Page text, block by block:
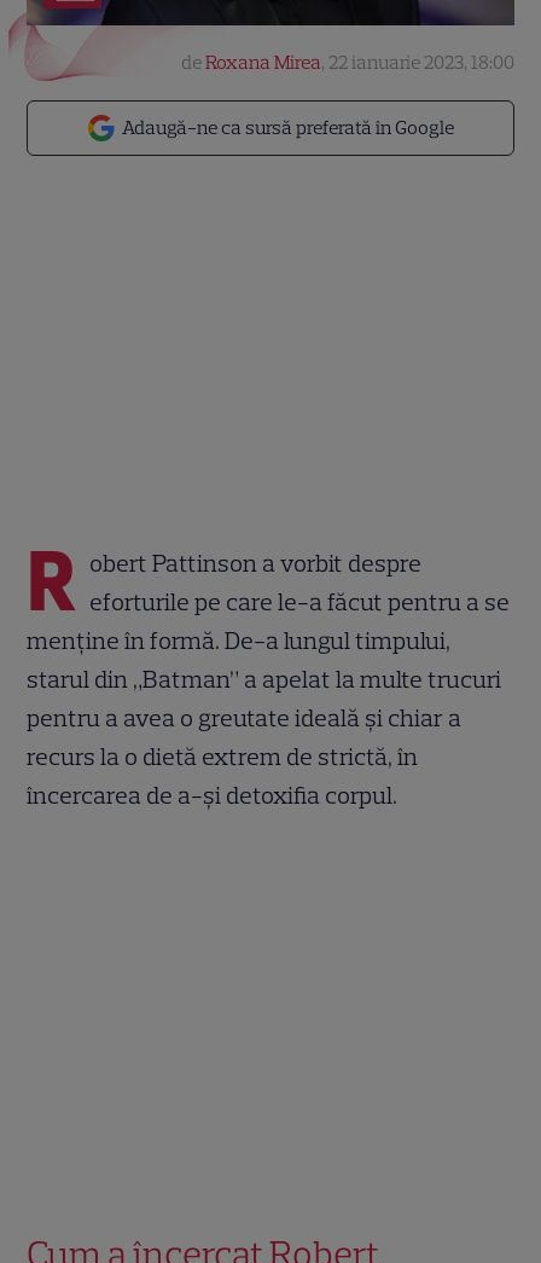
Adaugă-ne ca sursă preferată în Google
deRoxana Mirea, 22 ianuarie 2023, 18:00
R obert Pattinson a vorbit despre
eforturile pe care le-a făcut pentru a se
menține în formă. De-a lungul timpului,
starul din „Batman” a apelat la multe trucuri
pentru a avea o greutate ideală și chiar a
recurs la o dietă extrem de strictă, în
încercarea de a-și detoxifia corpul.